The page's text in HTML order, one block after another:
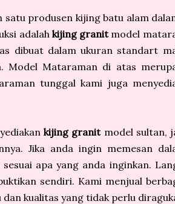
produsen kijing batu alam
adalah kijing granitmodel
dibuat dalam ukuran standart
Mataraman di atas
tunggal kami juga
kijing granitmodel sultan,
Jika anda ingin memesan
apa yang anda inginkan.
sendiri. Kami menjual
kualitas yang tidak perlu